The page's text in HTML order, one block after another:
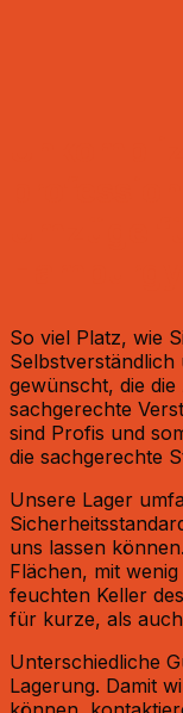
So viel Platz, wie
gewünscht, die
sachgerechte
sind Profis und
die sachgerechte
Unsere Lager
uns lassen
Flächen, mit
feuchten Keller
für kurze, als
Unterschiedliche
Lagerung. Damit